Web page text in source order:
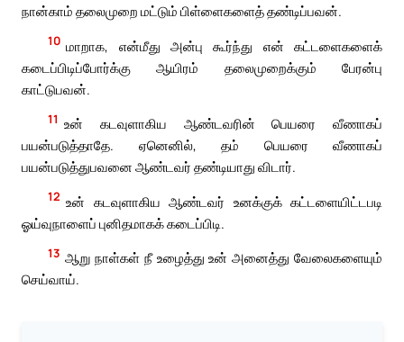
நான்காம் தலைமுறை மட்டும் பிள்ளைகளைத் தண்டிப்பவன்.
10 மாறாக, என்மீது அன்பு கூர்ந்து என் கட்டளைகளைக்
கடைப்பிடிப்போர்க்கு ஆயிரம் தலைமுறைக்கும் பேரன்பு
காட்டுபவன்.
11 உன் கடவுளாகிய ஆண்டவரின் பெயரை வீணாகப்
பயன்படுத்தாதே. ஏனெனில், தம் பெயரை வீணாகப்
பயன்படுத்துபவனை ஆண்டவர் தண்டியாது விடார்.
12 உன் கடவுளாகிய ஆண்டவர் உனக்குக் கட்டளையிட்டபடி
ஓய்வுநாளைப் புனிதமாகக் கடைப்பிடி.
13 ஆறு நாள்கள் நீ உழைத்து உன் அனைத்து வேலைகளையும்
செய்வாய்.